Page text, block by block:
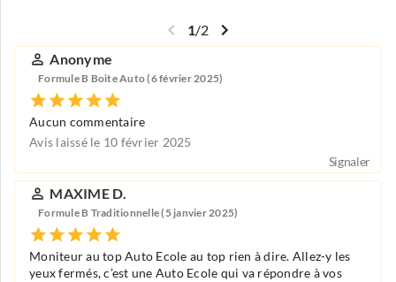
1/2
Anonyme
Formule B Boite Auto (6 février 2025)
Aucun commentaire
Avis laissé le 10 février 2025
Signaler
MAXIME D.
Formule B Traditionnelle (5 janvier 2025)
Moniteur au top Auto Ecole au top rien à dire. Allez-y les
yeux fermés, c’est une Auto Ecole qui va répondre à vos